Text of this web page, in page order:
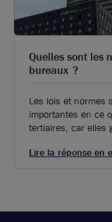
Quelles sont les
bureaux ?
Les lois et normes
importantes en ce
tertiaires, car elles
Lire la réponse en